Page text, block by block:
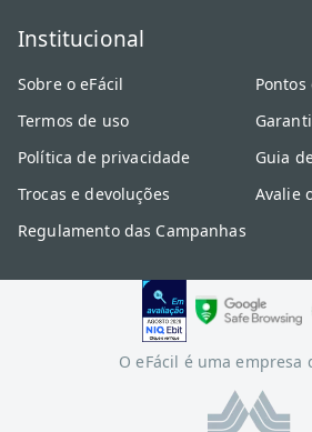
Institucional
Sobre o eFácil
Termos de uso
Política de privacidade
Trocas e devoluções
Regulamento das Campanhas
Pontos
Guia
Avalie
O eFácil é uma empresa